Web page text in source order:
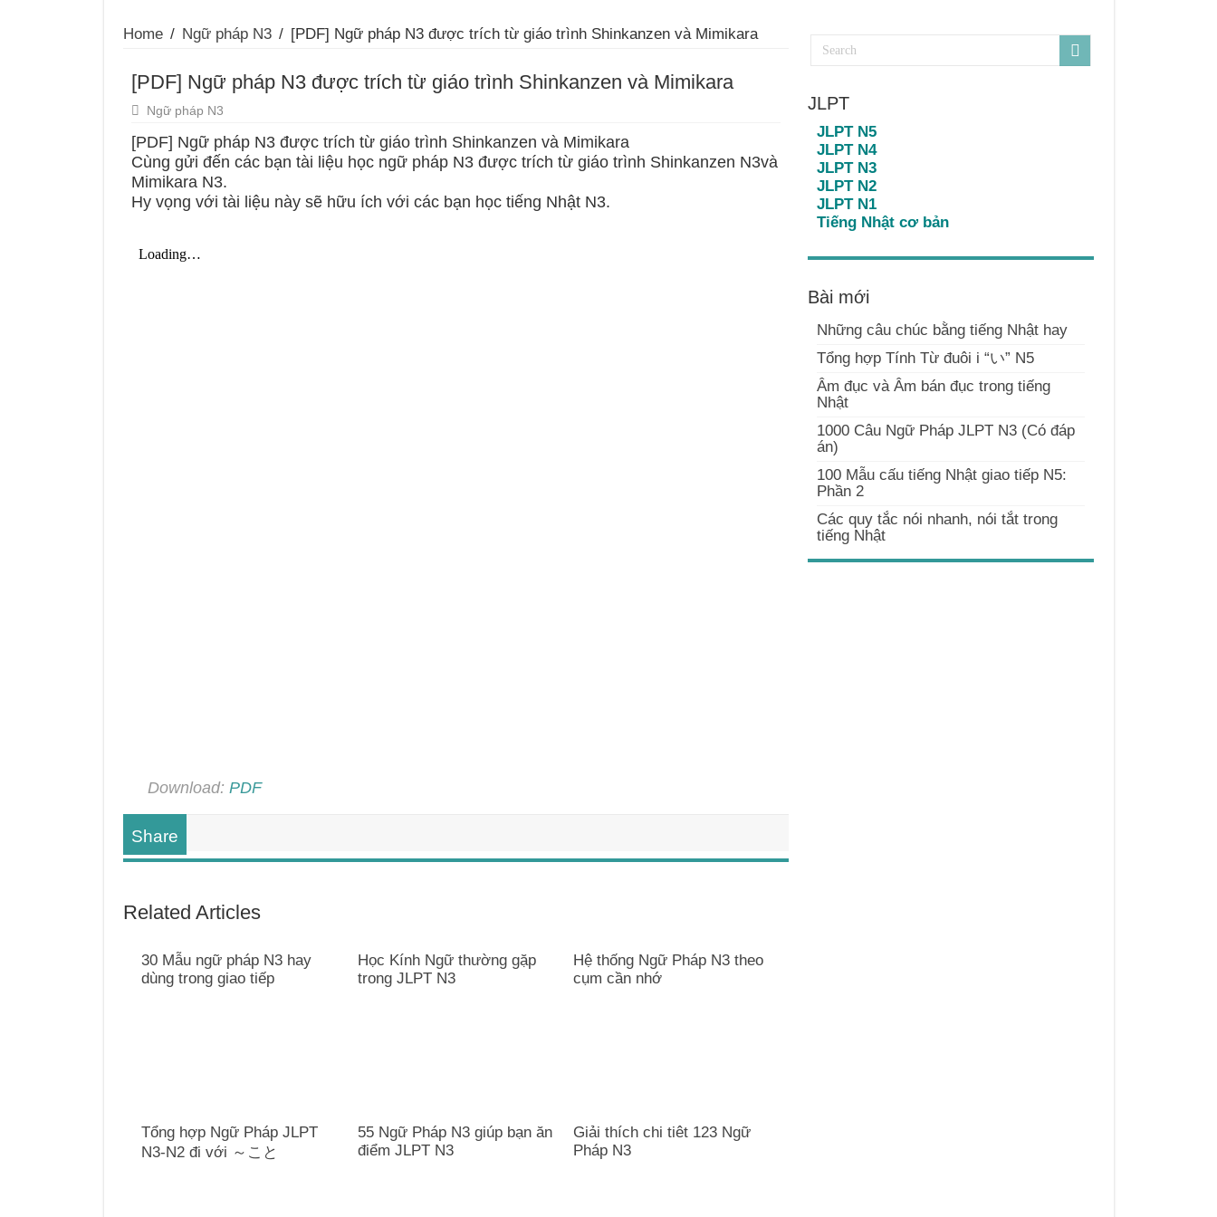
Home / Ngữ pháp N3 / [PDF] Ngữ pháp N3 được trích từ giáo trình Shinkanzen và Mimikara
[PDF] Ngữ pháp N3 được trích từ giáo trình Shinkanzen và Mimikara
Ngữ pháp N3
[PDF] Ngữ pháp N3 được trích từ giáo trình Shinkanzen và Mimikara
Cùng gửi đến các bạn tài liệu học ngữ pháp N3 được trích từ giáo trình Shinkanzen N3và
Mimikara N3.
Hy vọng với tài liệu này sẽ hữu ích với các bạn học tiếng Nhật N3.
Download: PDF
Share
Related Articles
30 Mẫu ngữ pháp N3 hay
dùng trong giao tiếp
Học Kính Ngữ thường gặp
trong JLPT N3
Hệ thống Ngữ Pháp N3 theo
cụm cần nhớ
Tổng hợp Ngữ Pháp JLPT
N3-N2 đi với ～こと
55 Ngữ Pháp N3 giúp bạn ăn
điểm JLPT N3
Giải thích chi tiêt 123 Ngữ
Pháp N3
JLPT
JLPT N5
JLPT N4
JLPT N3
JLPT N2
JLPT N1
Tiếng Nhật cơ bản
Bài mới
Những câu chúc bằng tiếng Nhật hay
Tổng hợp Tính Từ đuôi i “い” N5
Âm đục và Âm bán đục trong tiếng
Nhật
1000 Câu Ngữ Pháp JLPT N3 (Có đáp
án)
100 Mẫu cấu tiếng Nhật giao tiếp N5:
Phần 2
Các quy tắc nói nhanh, nói tắt trong
tiếng Nhật